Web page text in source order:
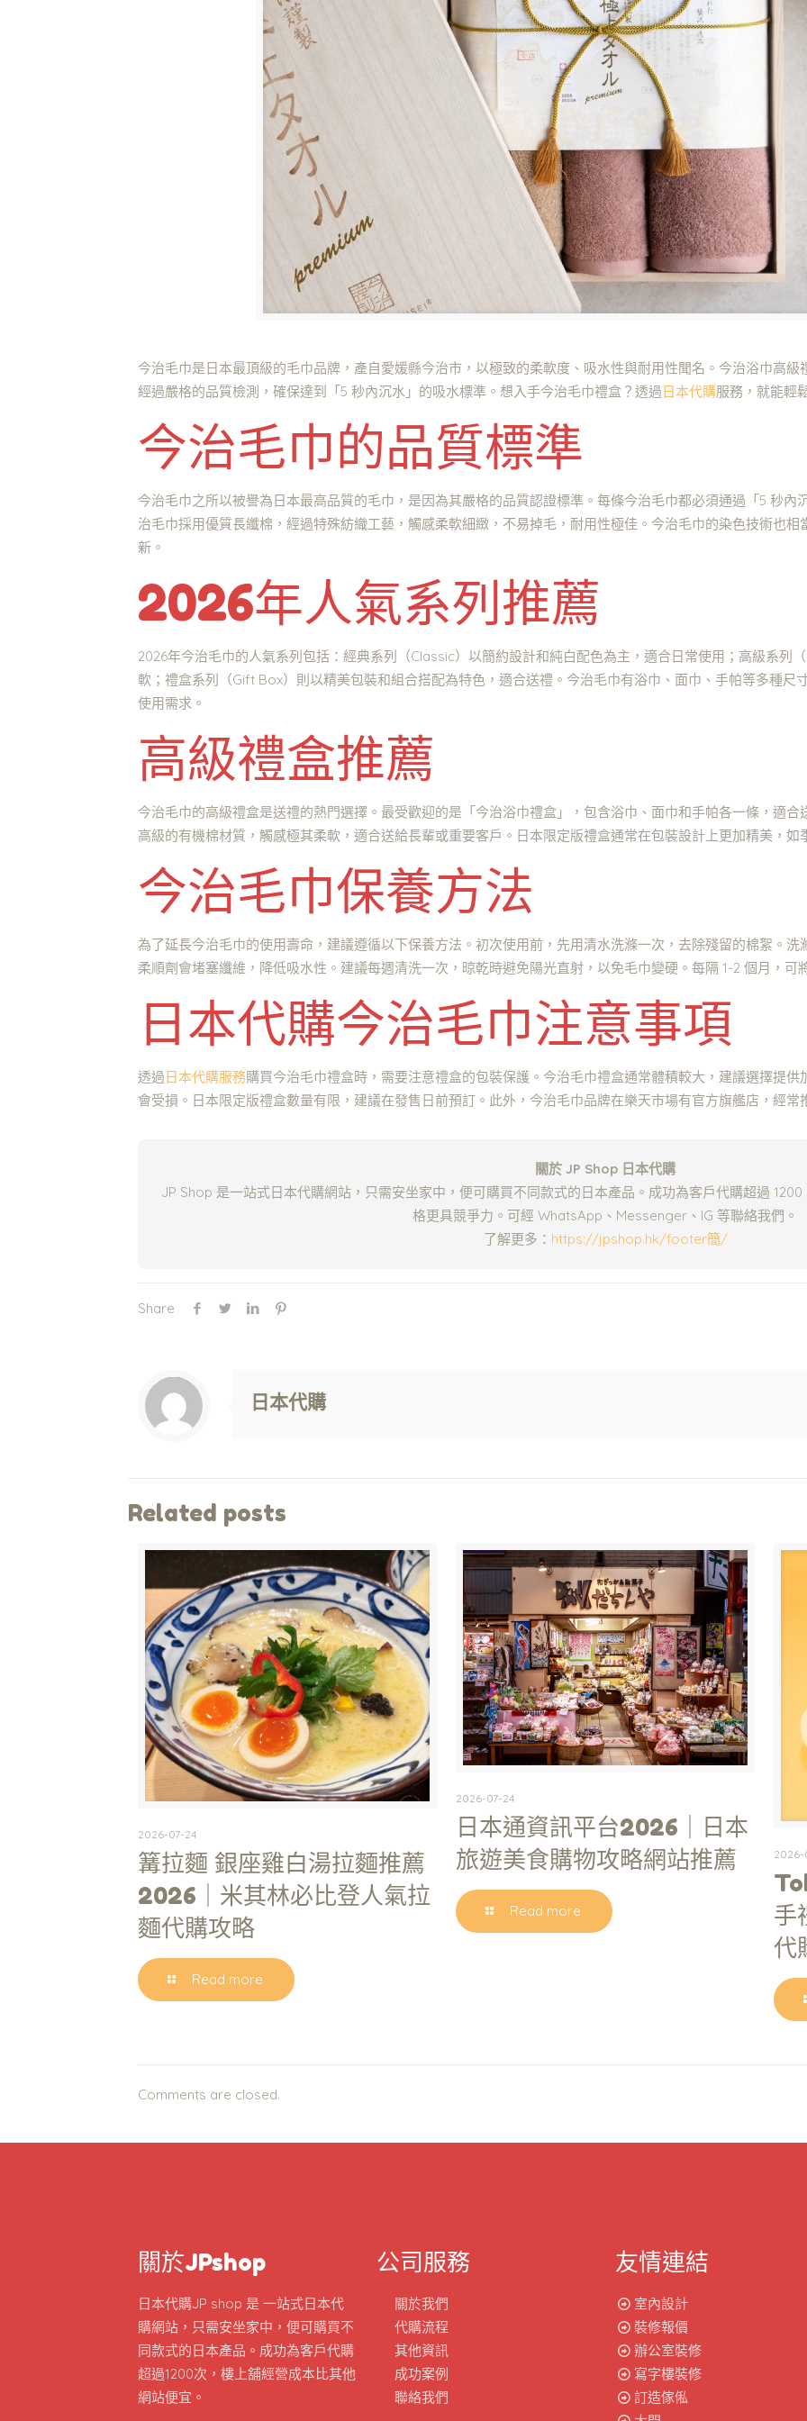
今治毛巾是日本最頂級的毛巾品牌，產自愛媛縣今治市，以極致的柔軟度、吸水性與耐用性聞名。今治浴巾高
經過嚴格的品質檢測，確保達到「5 秒內沉水」的吸水標準。想入手今治毛巾禮盒？透過日本代購服務，就能輕
今治毛巾的品質標準
今治毛巾之所以被譽為日本最高品質的毛巾，是因為其嚴格的品質認證標準。每條今治毛巾都必須通過「5 秒內
治毛巾採用優質長纖棉，經過特殊紡織工藝，觸感柔軟細緻，不易掉毛，耐用性極佳。今治毛巾的染色技術也
新。
2026年人氣系列推薦
2026年今治毛巾的人氣系列包括：經典系列（Classic）以簡約設計和純白配色為主，適合日常使用；高級系列
軟；禮盒系列（Gift Box）則以精美包裝和組合搭配為特色，適合送禮。今治毛巾有浴巾、面巾、手帕等多種尺
使用需求。
高級禮盒推薦
今治毛巾的高級禮盒是送禮的熱門選擇。最受歡迎的是「今治浴巾禮盒」，包含浴巾、面巾和手帕各一條，適
高級的有機棉材質，觸感極其柔軟，適合送給長輩或重要客戶。日本限定版禮盒通常在包裝設計上更加精美，
今治毛巾保養方法
為了延長今治毛巾的使用壽命，建議遵循以下保養方法。初次使用前，先用清水洗滌一次，去除殘留的棉絮。
柔順劑會堵塞纖維，降低吸水性。建議每週清洗一次，晾乾時避免陽光直射，以免毛巾變硬。每隔 1-2 個月，可
日本代購今治毛巾注意事項
透過日本代購服務購買今治毛巾禮盒時，需要注意禮盒的包裝保護。今治毛巾禮盒通常體積較大，建議選擇提
會受損。日本限定版禮盒數量有限，建議在發售日前預訂。此外，今治毛巾品牌在樂天市場有官方旗艦店，經常
關於 JP Shop 日本代購
JP Shop 是一站式日本代購網站，只需安坐家中，便可購買不同款式的日本產品。成功為客戶代購超過
格更具競爭力。可經 WhatsApp、Messenger、IG 等聯絡我們。
了解更多： https://jpshop.hk/footer簡/
Share
Warning
: Trying to access array offset on value of type null in
/www/wwwroot/jpshop.hk/wp-content/themes/betheme/includes/content-single.php
on line
286
日本代購
Related posts
2026-07-24
篝拉麵 銀座雞白湯拉麵推薦
2026｜米其林必比登人氣拉
麵代購攻略
Read more
2026-07-24
日本通資訊平台2026｜日本
旅遊美食購物攻略網站推薦
Read more
2026-
手
代
Comments are closed.
關於JPshop
日本代購JP shop 是 一站式日本代
購網站，只需安坐家中，便可購買不
同款式的日本產品。成功為客戶代購
超過1200次，樓上舖經營成本比其他
網站便宜。
公司服務
關於我們
代購流程
其他資訊
成功案例
聯絡我們
友情連結
室內設計
裝修報價
辦公室裝修
寫字樓裝修
訂造傢俬